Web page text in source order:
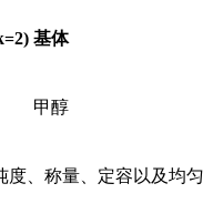
基体
甲醇
度、称量、定容以及均匀